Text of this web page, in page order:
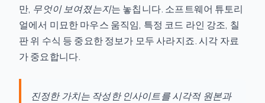
만, 무엇이 보여졌는지는 놓칩니다. 소프트웨어 튜토리
얼에서 미묘한 마우스 움직임, 특정 코드 라인 강조, 칠
판 위 수식 등 중요한 정보가 모두 사라지죠. 시각 자료
가 중요합니다.
진정한 가치는 작성한 인사이트를 시각적 원본과